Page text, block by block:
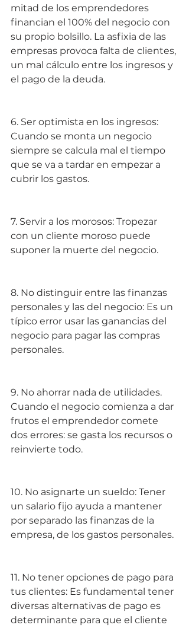
mitad de los emprendedores
financian el 100% del negocio con
su propio bolsillo. La asfixia de las
empresas provoca falta de clientes,
un mal cálculo entre los ingresos y
el pago de la deuda.
6. Ser optimista en los ingresos:
Cuando se monta un negocio
siempre se calcula mal el tiempo
que se va a tardar en empezar a
cubrir los gastos.
7. Servir a los morosos: Tropezar
con un cliente moroso puede
suponer la muerte del negocio.
8. No distinguir entre las finanzas
personales y las del negocio: Es un
típico error usar las ganancias del
negocio para pagar las compras
personales.
9. No ahorrar nada de utilidades.
Cuando el negocio comienza a dar
frutos el emprendedor comete
dos errores: se gasta los recursos o
reinvierte todo.
10. No asignarte un sueldo: Tener
un salario fijo ayuda a mantener
por separado las finanzas de la
empresa, de los gastos personales.
11. No tener opciones de pago para
tus clientes: Es fundamental tener
diversas alternativas de pago es
determinante para que el cliente